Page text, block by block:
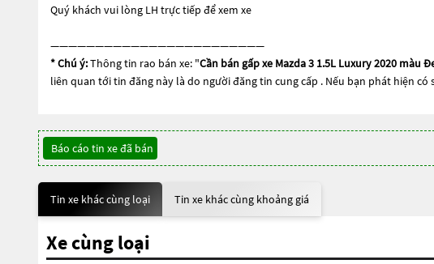
Quý khách vui lòng LH trực tiếp để xem xe
————————————————————————
* Chú ý:Thông tin rao bán xe: "Cần bán gấp xe Mazda 3 1.5L Luxury 2020 màu
liên quan tới tin đăng này là do người đăng tin cung cấp . Nếu bạn phát hiện
Báo cáo tin xe đã bán
Tin xe khác cùng loại Tin xe khác cùng khoảng giá
Xe cùng loại